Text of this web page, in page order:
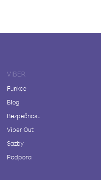
VIBER
Funkce
Blog
Bezpečnost
Viber Out
Sazby
Podpora